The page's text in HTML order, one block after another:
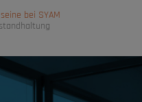
bei SYAM